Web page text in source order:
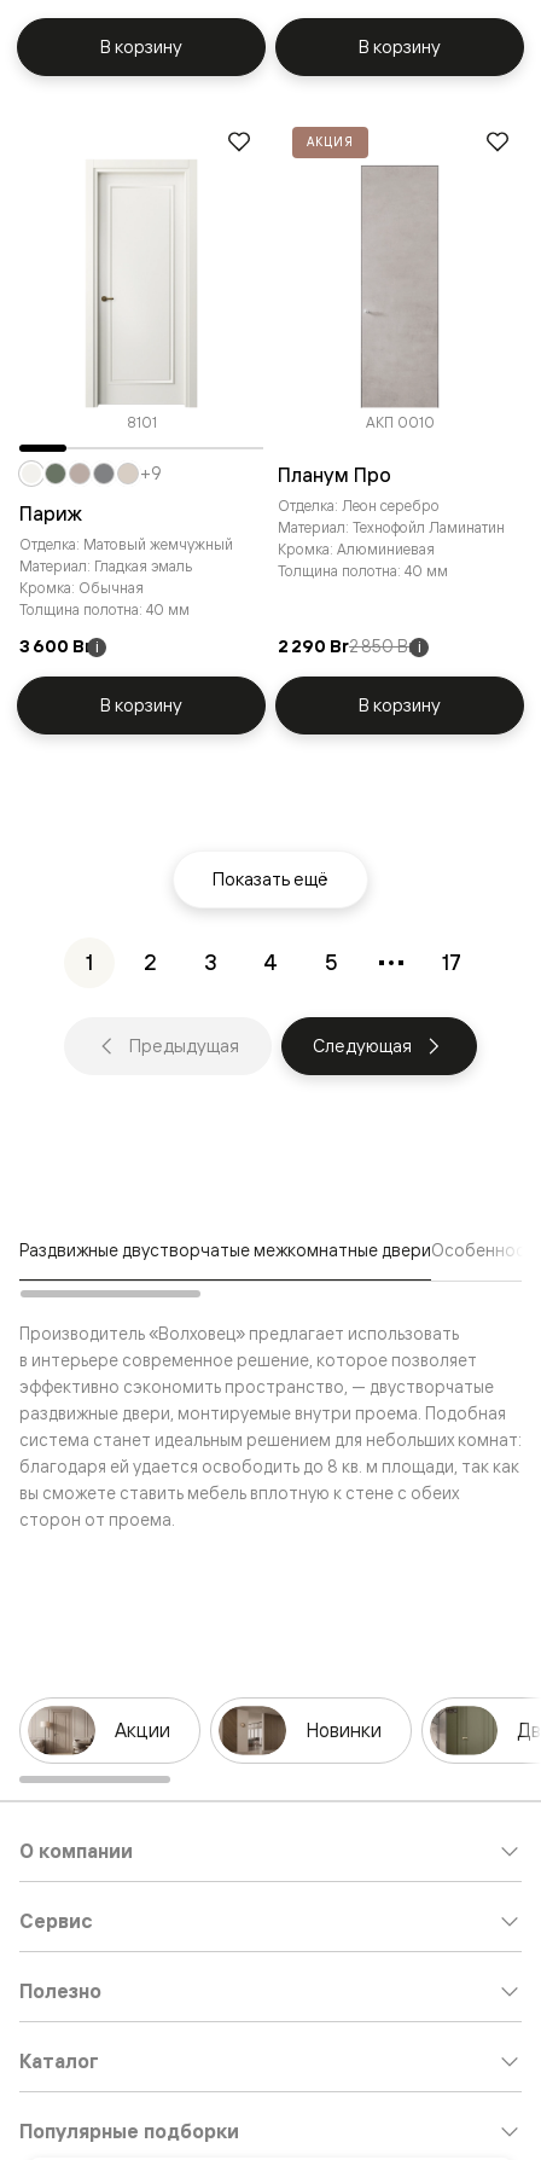
В корзину В корзину
8101
Париж
Отделка: Матовый жемчужный
Материал: Гладкая эмаль
Кромка: Обычная
Толщина полотна: 40 мм
3 600 Br i
+9
В корзину
АКЦИЯ
АКП 0010
Планум Про
Отделка: Леон серебро
Материал: Технофойл Ламинатин
Кромка: Алюминиевая
Толщина полотна: 40 мм
2 290 Br2 850 Br i
В корзину
Показать ещё
1 2 3 4 5 17
Предыдущая Следующая
Раздвижные двустворчатые межкомнатные двери
Производитель «Волховец» предлагает использовать
в интерьере современное решение, которое позволяет
эффективно сэкономить пространство, — двустворчатые
раздвижные двери, монтируемые внутри проема. Подобная
система станет идеальным решением для небольших комнат:
благодаря ей удается освободить до 8 кв. м площади, так как
вы сможете ставить мебель вплотную к стене с обеих
сторон от проема.
Акции Новинки
О компании
Сервис
Полезно
Каталог
Популярные подборки